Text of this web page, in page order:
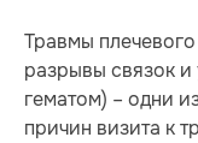
Травмы
разрывы связок
гематом) – одни
причин визита к